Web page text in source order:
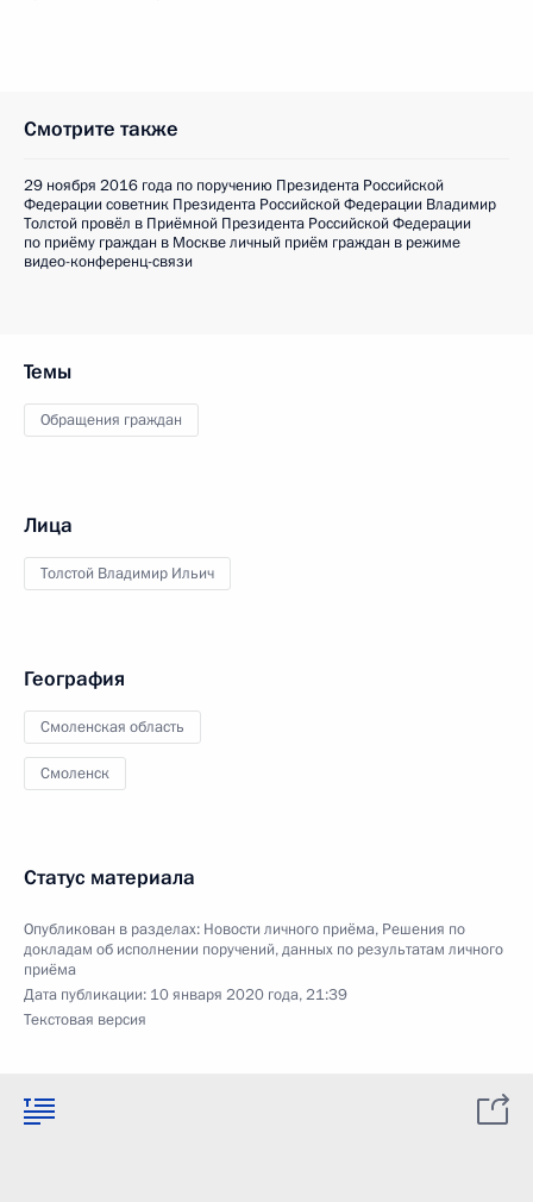
Смотрите также
29 ноября 2016 года по поручению Президента Российской
Федерации советник Президента Российской Федерации Владимир
Толстой провёл в Приёмной Президента Российской Федерации
по приёму граждан в Москве личный приём граждан в режиме
видео-конференц-связи
Темы
Обращения граждан
Лица
Толстой Владимир Ильич
География
Смоленская область
Смоленск
Статус материала
Опубликован в разделах: Новости личного приёма, Решения по
докладам об исполнении поручений, данных по результатам личного
приёма
Дата публикации: 10 января 2020 года, 21:39
Текстовая версия